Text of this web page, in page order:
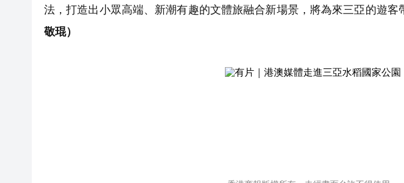
法，打造出小眾高端、新潮有趣的文體旅融合新場景，將為來三亞的遊客
敬琨）